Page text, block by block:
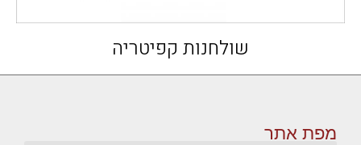
שולחנות קפיטריה
מפת אתר